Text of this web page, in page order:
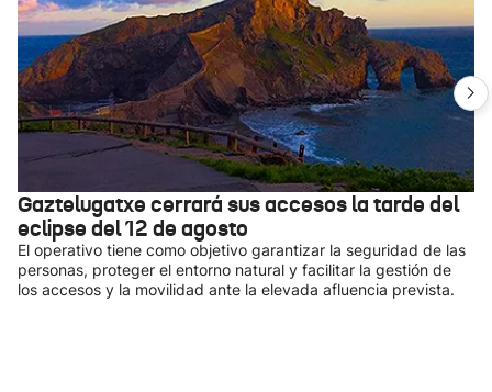
Gaztelugatxe cerrará sus accesos la tarde del
eclipse del 12 de agosto
El operativo tiene como objetivo garantizar la seguridad de las
personas, proteger el entorno natural y facilitar la gestión de
los accesos y la movilidad ante la elevada afluencia prevista.